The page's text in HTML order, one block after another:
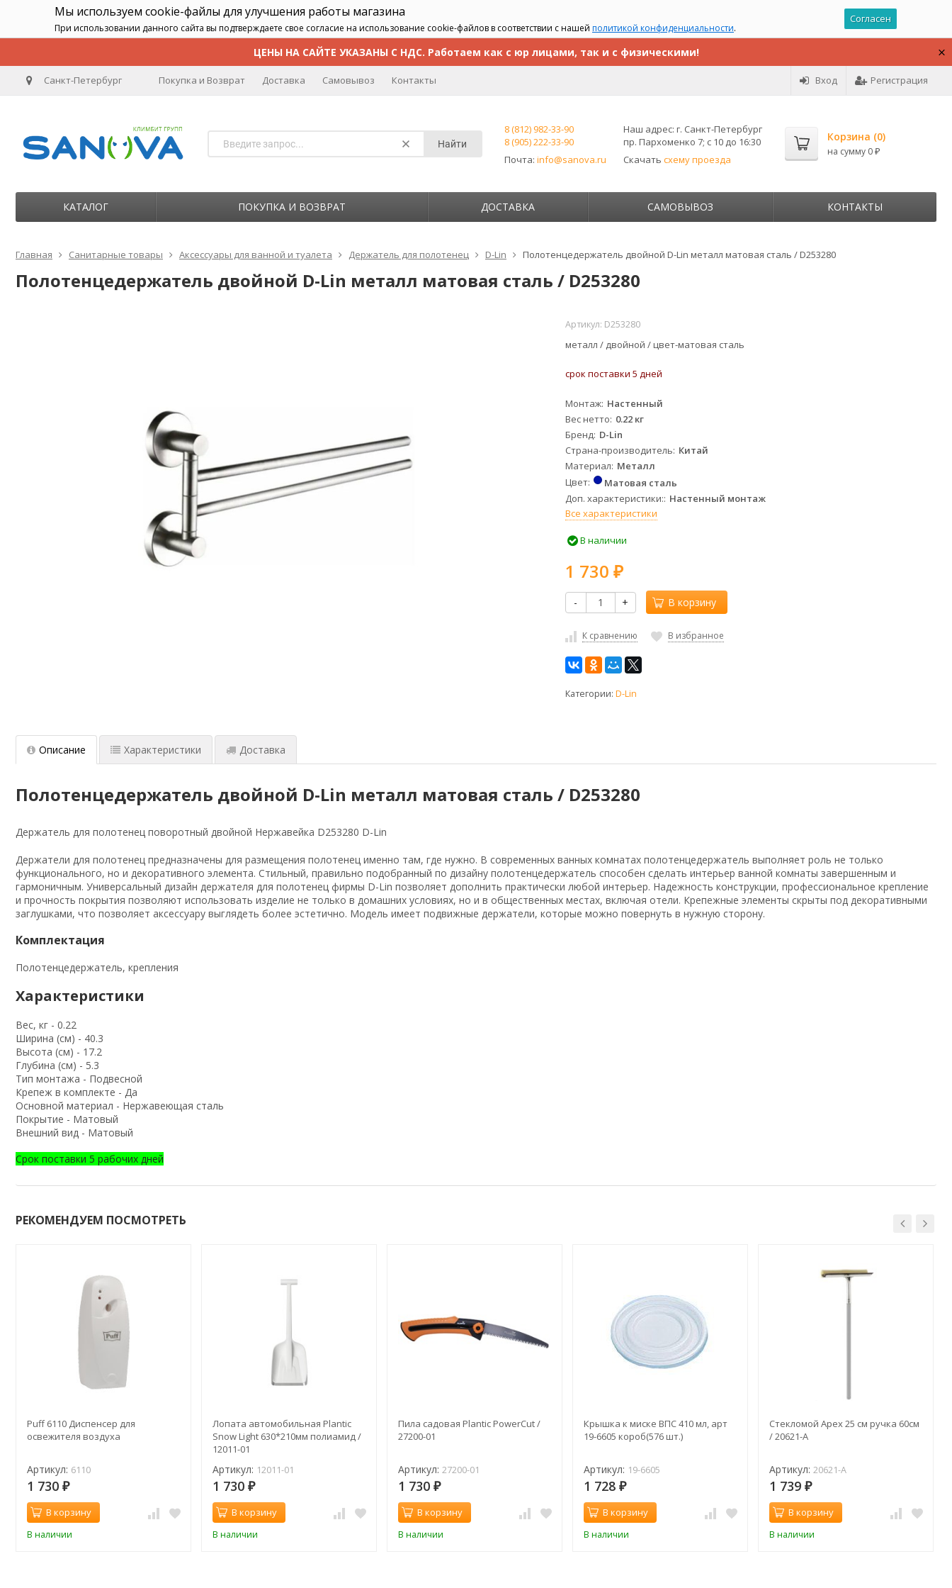
Мы используем cookie-файлы для улучшения работы магазина
При использовании данного сайта вы подтверждаете свое согласие на использование cookie-файлов в соответствии с нашей политикой конфиденциальности.
Согласен
ЦЕНЫ НА САЙТЕ УКАЗАНЫ С НДС. Работаем как с юр лицами, так и с физическими!
Санкт-Петербург Вход Регистрация
Покупка и Возврат Доставка Самовывоз Контакты
Найти
8 (812) 982-33-90
8 (905) 222-33-90
Почта: info@sanova.ru
Наш адрес: г. Санкт-Петербург
пр. Пархоменко 7; с 10 до 16:30
Скачать схему проезда
Корзина (0)
на сумму 0 ₽
КАТАЛОГ ПОКУПКА И ВОЗВРАТ ДОСТАВКА САМОВЫВОЗ КОНТАКТЫ
Главная Санитарные товары Аксессуары для ванной и туалета Держатель для полотенец D-Lin Полотенцедержатель двойной D-Lin металл матовая сталь / D253280
Полотенцедержатель двойной D-Lin металл матовая сталь / D253280
Артикул: D253280
металл / двойной / цвет-матовая сталь
срок поставки 5 дней
Монтаж Настенный
Вес нетто 0.22 кг
Бренд D-Lin
Страна-производитель Китай
Материал Металл
Цвет
Матовая сталь
Доп. характеристики: Настенный монтаж
Все характеристики
В наличии
1 730 ₽
- + В корзину
К сравнению В избранное
Категории: D-Lin
Описание Характеристики Доставка
Полотенцедержатель двойной D-Lin металл матовая сталь / D253280
Держатель для полотенец поворотный двойной Нержавейка D253280 D-Lin
Держатели для полотенец предназначены для размещения полотенец именно там, где нужно. В современных ванных комнатах полотенцедержатель выполняет роль не только
функционального, но и декоративного элемента. Стильный, правильно подобранный по дизайну полотенцедержатель способен сделать интерьер ванной комнаты завершенным и
гармоничным. Универсальный дизайн держателя для полотенец фирмы D-Lin позволяет дополнить практически любой интерьер. Надежность конструкции, профессиональное крепление
и прочность покрытия позволяют использовать изделие не только в домашних условиях, но и в общественных местах, включая отели. Крепежные элементы скрыты под декоративными
заглушками, что позволяет аксессуару выглядеть более эстетично. Модель имеет подвижные держатели, которые можно повернуть в нужную сторону.
Комплектация
Полотенцедержатель, крепления
Характеристики
Вес, кг - 0.22
Ширина (см) - 40.3
Высота (см) - 17.2
Глубина (см) - 5.3
Тип монтажа - Подвесной
Крепеж в комплекте - Да
Основной материал - Нержавеющая сталь
Покрытие - Матовый
Внешний вид - Матовый
Срок поставки 5 рабочих дней
РЕКОМЕНДУЕМ ПОСМОТРЕТЬ
Puff 6110 Диспенсер для
освежителя воздуха
Артикул: 6110
1 730 ₽
В корзину
В наличии
Лопата автомобильная Plantic
Snow Light 630*210мм полиамид /
12011-01
Артикул: 12011-01
1 730 ₽
В корзину
В наличии
Пила садовая Plantic PowerCut /
27200-01
Артикул: 27200-01
1 730 ₽
В корзину
В наличии
Крышка к миске ВПС 410 мл, арт
19-6605 короб(576 шт.)
Артикул: 19-6605
1 728 ₽
В корзину
В наличии
Стекломой Apex 25 см ручка 60см
/ 20621-A
Артикул: 20621-A
1 739 ₽
В корзину
В наличии